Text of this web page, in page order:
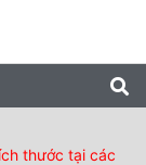
thước tại các